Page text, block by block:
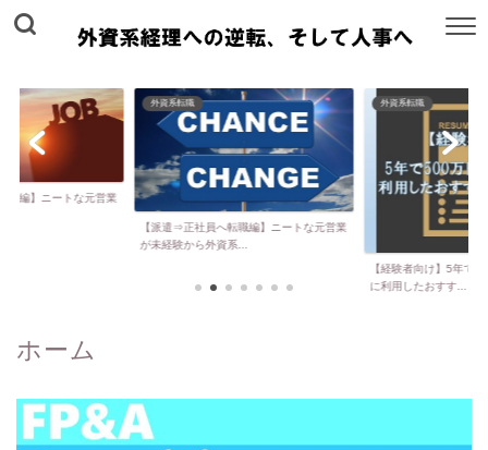
トな元営業
外資系転職
【派遣⇒正社員へ転職編】ニートな元営業
が未経験から外資系...
外資系転職
【経験者向け】5年で500万円年
に利用したおすす...
ホーム